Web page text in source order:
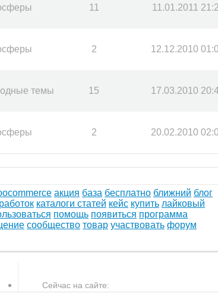
11 11.01.2011
2 12.12.2010
темы 15 17.03.2010
2 20.02.2010
акция база бесплатно ближний блог
каталоги статей кейс купить лайковый
помощь появиться программа
сообщество товар участвовать форум
Сейчас на сайте: